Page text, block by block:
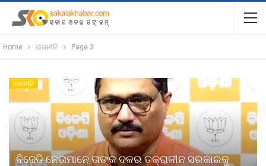
Home ରାଜନୀତି Page 3
ରାଜନୀତି
ବିଜେଡି ନେତାମାନେ ତାଙ୍କ ଦଳର ତକ୍ରାଳୀନ ସରକାରକୁ